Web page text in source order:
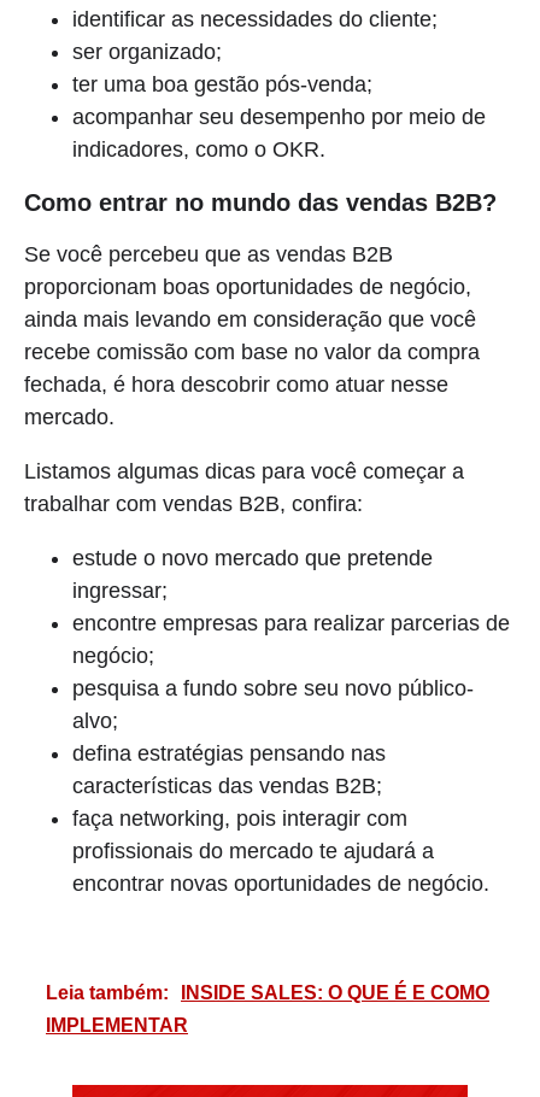
identificar as necessidades do cliente;
ser organizado;
ter uma boa gestão pós-venda;
acompanhar seu desempenho por meio de
indicadores, como o OKR.
Como entrar no mundo das vendas B2B?
Se você percebeu que as vendas B2B
proporcionam boas oportunidades de negócio,
ainda mais levando em consideração que você
recebe comissão com base no valor da compra
fechada, é hora descobrir como atuar nesse
mercado.
Listamos algumas dicas para você começar a
trabalhar com vendas B2B, confira:
estude o novo mercado que pretende
ingressar;
encontre empresas para realizar parcerias de
negócio;
pesquisa a fundo sobre seu novo público-
alvo;
defina estratégias pensando nas
características das vendas B2B;
faça networking, pois interagir com
profissionais do mercado te ajudará a
encontrar novas oportunidades de negócio.
Leia também:
INSIDE SALES: O QUE É E COMO
IMPLEMENTAR